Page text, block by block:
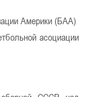
Америки (БАА)
асоциации